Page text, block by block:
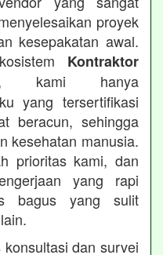
proyek
kesepakatan awal.
Kontraktor
kami hanya
yang tersertifikasi
beracun, sehingga
kesehatan manusia.
prioritas kami, dan
yang rapi
bagus yang sulit
dan survei